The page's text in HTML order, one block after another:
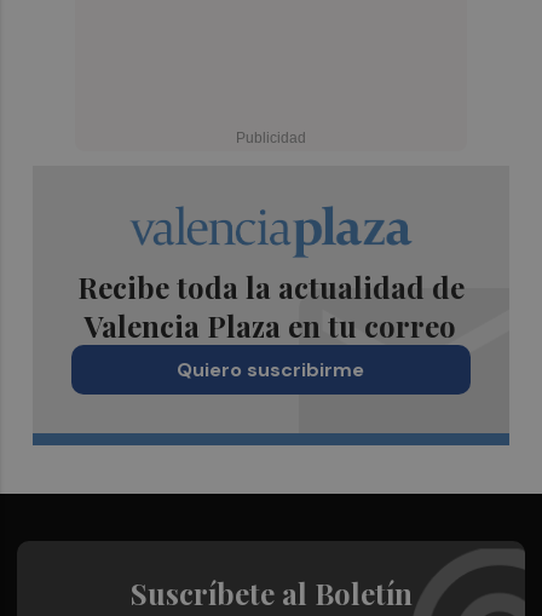
Recibe toda la actualidad de
Valencia Plaza en tu correo
Quiero suscribirme
Suscríbete al Boletín